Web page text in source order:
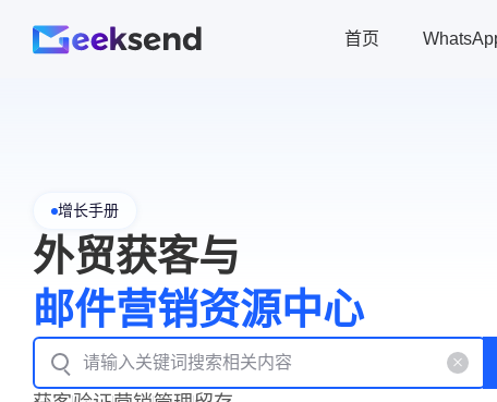
首页
增长手册
外贸获客与
邮件营销资源中心